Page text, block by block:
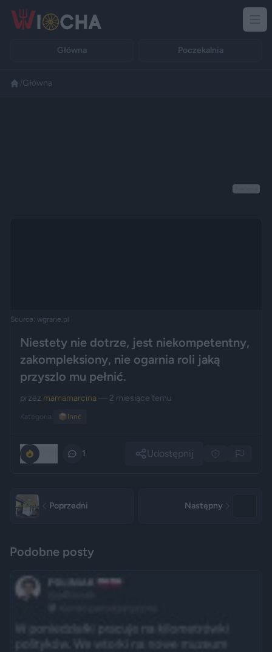
Główna Poczekalnia
Główna
Source: wgrane.pl
Niestety nie dotrze, jest niekompetentny,
zakompleksiony, nie ogarnia roli jaką
przyszlo mu pełnić.
przez mamamarcina — 2 miesiące temu
Kategoria: 📦 Inne
1 Udostępnij
Poprzedni Następny
Podobne posty